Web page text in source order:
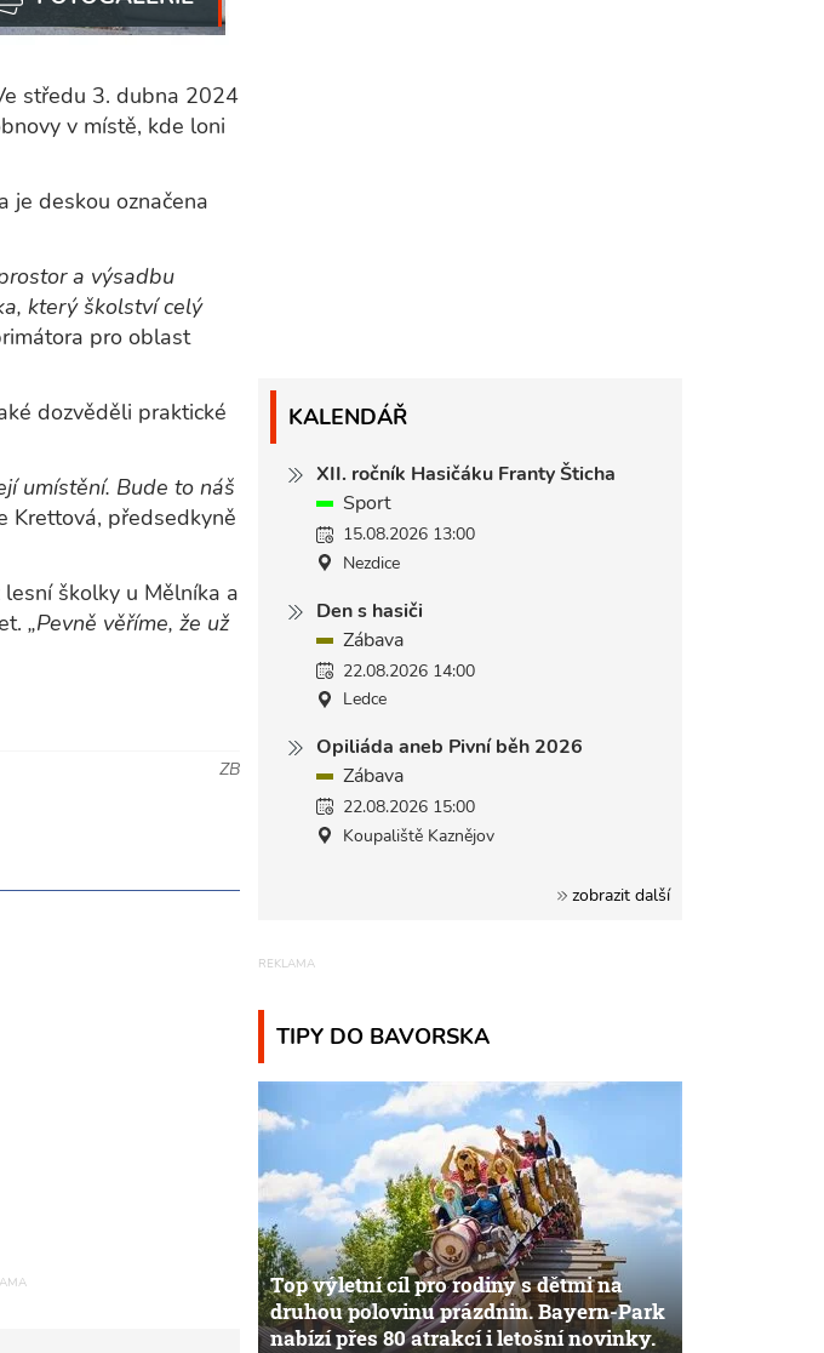
středu 3. dubna 2024
v místě, kde loni
je deskou označena
a výsadbu
který školství celý
pro oblast
dozvěděli praktické
umístění. Bude to náš
Krettová, předsedkyně
školky u Mělníka a
„Pevně věříme, že už
ZB
KALENDÁŘ
XII. ročník Hasičáku Franty Šticha
Sport
15.08.2026 13:00
Nezdice
Den s hasiči
Zábava
22.08.2026 14:00
Ledce
Opiliáda aneb Pivní běh 2026
Zábava
22.08.2026 15:00
Koupaliště Kaznějov
zobrazit další
TIPY DO BAVORSKA
Top výletní cíl pro rodiny s dětmi na
druhou polovinu prázdnin. Bayern-Park
nabízí přes 80 atrakcí i letošní novinky.